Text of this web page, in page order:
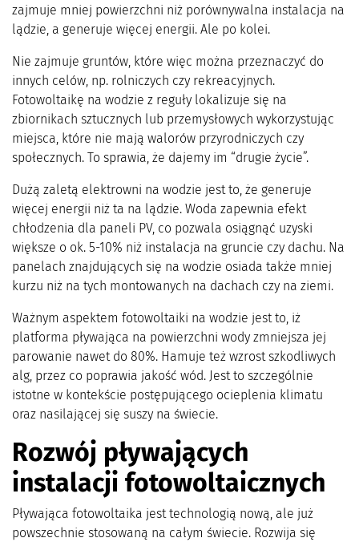
zajmuje mniej powierzchni niż porównywalna instalacja na
lądzie, a generuje więcej energii. Ale po kolei.
Nie zajmuje gruntów, które więc można przeznaczyć do
innych celów, np. rolniczych czy rekreacyjnych.
Fotowoltaikę na wodzie z reguły lokalizuje się na
zbiornikach sztucznych lub przemysłowych wykorzystując
miejsca, które nie mają walorów przyrodniczych czy
społecznych. To sprawia, że dajemy im “drugie życie”.
Dużą zaletą elektrowni na wodzie jest to, że generuje
więcej energii niż ta na lądzie. Woda zapewnia efekt
chłodzenia dla paneli PV, co pozwala osiągnąć uzyski
większe o ok. 5-10% niż instalacja na gruncie czy dachu. Na
panelach znajdujących się na wodzie osiada także mniej
kurzu niż na tych montowanych na dachach czy na ziemi.
Ważnym aspektem fotowoltaiki na wodzie jest to, iż
platforma pływająca na powierzchni wody zmniejsza jej
parowanie nawet do 80%. Hamuje też wzrost szkodliwych
alg, przez co poprawia jakość wód. Jest to szczególnie
istotne w kontekście postępującego ocieplenia klimatu
oraz nasilającej się suszy na świecie.
Rozwój pływających
instalacji fotowoltaicznych
Pływająca fotowoltaika jest technologią nową, ale już
powszechnie stosowaną na całym świecie. Rozwija się